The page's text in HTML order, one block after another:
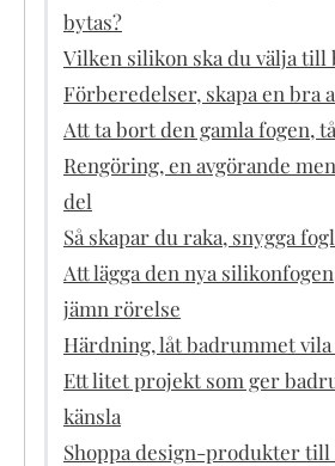
bytas?
Vilken silikon ska du välja till
Förberedelser, skapa en bra
Att ta bort den gamla fogen,
Rengöring, en avgörande
del
Så skapar du raka, snygga
Att lägga den nya
jämn rörelse
Härdning, låt badrummet
Ett litet projekt som ger
känsla
Shoppa design-produkter